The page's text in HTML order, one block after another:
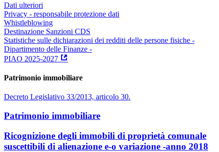
Dati ulteriori
Privacy - responsabile protezione dati
Whistleblowing
Destinazione Sanzioni CDS
Statistiche sulle dichiarazioni dei redditi delle persone fisiche -
Dipartimento delle Finanze -
PIAO 2025-2027
Patrimonio immobiliare
Decreto Legislativo 33/2013, articolo 30.
Patrimonio immobiliare
Ricognizione degli immobili di proprietà comunale
suscettibili di alienazione e-o variazione -anno 2018